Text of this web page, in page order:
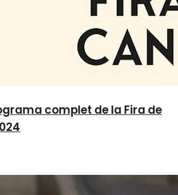
complet de la Fira de